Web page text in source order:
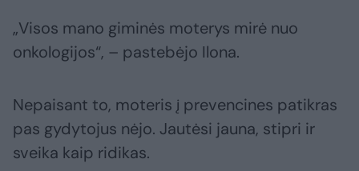
„Visos mano giminės moterys mirė nuo
onkologijos“, – pastebėjo Ilona.
Nepaisant to, moteris į prevencines patikras
pas gydytojus nėjo. Jautėsi jauna, stipri ir
sveika kaip ridikas.